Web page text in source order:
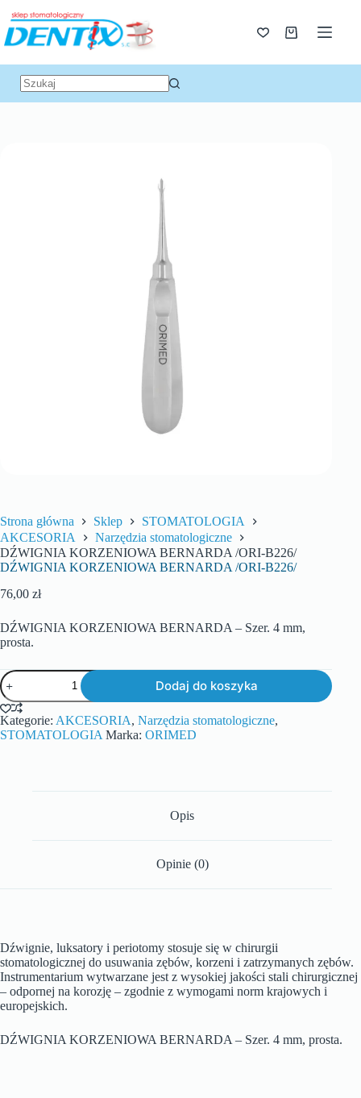
Strona główna Sklep
STOMATOLOGIA
AKCESORIA
Narzędzia stomatologiczne
DŹWIGNIA KORZENIOWA BERNARDA /ORI-B226/
DŹWIGNIA KORZENIOWA BERNARDA /ORI-B226/
76,00 zł
DŹWIGNIA KORZENIOWA BERNARDA – Szer. 4 mm,
prosta.
Dodaj do koszyka
Kategorie: AKCESORIA, Narzędzia stomatologiczne,
STOMATOLOGIA Marka: ORIMED
Opis
Opinie (0)
Dźwignie, luksatory i periotomy stosuje się w chirurgii
stomatologicznej do usuwania zębów, korzeni i zatrzymanych zębów.
Instrumentarium wytwarzane jest z wysokiej jakości stali chirurgicznej
– odpornej na korozję – zgodnie z wymogami norm krajowych i
europejskich.
DŹWIGNIA KORZENIOWA BERNARDA – Szer. 4 mm, prosta.